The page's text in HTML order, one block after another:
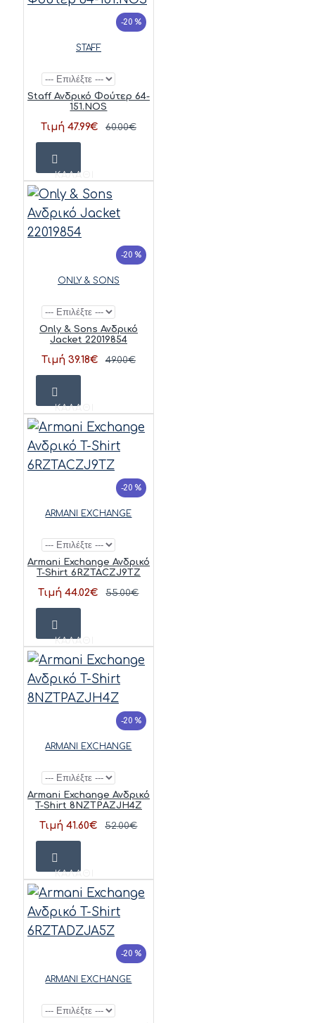
-20 %
STAFF
Staff Ανδρικό Φούτερ 64-
151.NOS
Τιμή 47.99€ 60.00€
ΚΑΛΆΘΙ
-20 %
ONLY & SONS
Only & Sons Ανδρικό
Jacket 22019854
Τιμή 39.18€ 49.00€
ΚΑΛΆΘΙ
-20 %
ARMANI EXCHANGE
Armani Exchange Ανδρικό
T-Shirt 6RZTACZJ9TZ
Τιμή 44.02€ 55.00€
ΚΑΛΆΘΙ
-20 %
ARMANI EXCHANGE
Armani Exchange Ανδρικό
T-Shirt 8NZTPAZJH4Z
Τιμή 41.60€ 52.00€
ΚΑΛΆΘΙ
-20 %
ARMANI EXCHANGE